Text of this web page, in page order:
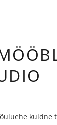
kuldne